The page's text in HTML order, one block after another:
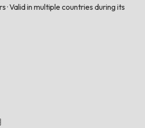
·Valid in multiple countries during its